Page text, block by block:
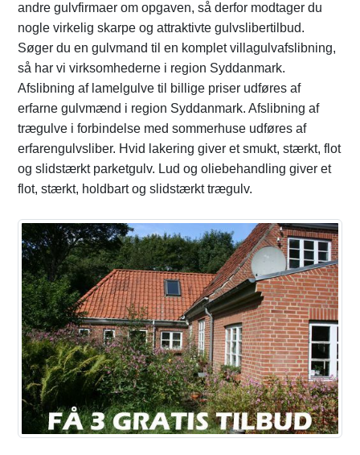
andre gulvfirmaer om opgaven, så derfor modtager du
nogle virkelig skarpe og attraktivte gulvslibertilbud.
Søger du en gulvmand til en komplet villagulvafslibning,
så har vi virksomhederne i region Syddanmark.
Afslibning af lamelgulve til billige priser udføres af
erfarne gulvmænd i region Syddanmark. Afslibning af
trægulve i forbindelse med sommerhuse udføres af
erfarengulvsliber. Hvid lakering giver et smukt, stærkt, flot
og slidstærkt parketgulv. Lud og oliebehandling giver et
flot, stærkt, holdbart og slidstærkt trægulv.